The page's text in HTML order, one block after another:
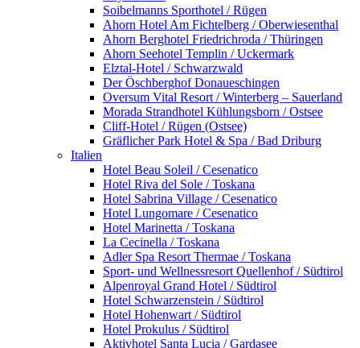
Soibelmanns Sporthotel / Rügen
Ahorn Hotel Am Fichtelberg / Oberwiesenthal
Ahorn Berghotel Friedrichroda / Thüringen
Ahorn Seehotel Templin / Uckermark
Elztal-Hotel / Schwarzwald
Der Öschberghof Donaueschingen
Oversum Vital Resort / Winterberg – Sauerland
Morada Strandhotel Kühlungsborn / Ostsee
Cliff-Hotel / Rügen (Ostsee)
Gräflicher Park Hotel & Spa / Bad Driburg
Italien
Hotel Beau Soleil / Cesenatico
Hotel Riva del Sole / Toskana
Hotel Sabrina Village / Cesenatico
Hotel Lungomare / Cesenatico
Hotel Marinetta / Toskana
La Cecinella / Toskana
Adler Spa Resort Thermae / Toskana
Sport- und Wellnessresort Quellenhof / Südtirol
Alpenroyal Grand Hotel / Südtirol
Hotel Schwarzenstein / Südtirol
Hotel Hohenwart / Südtirol
Hotel Prokulus / Südtirol
Aktivhotel Santa Lucia / Gardasee